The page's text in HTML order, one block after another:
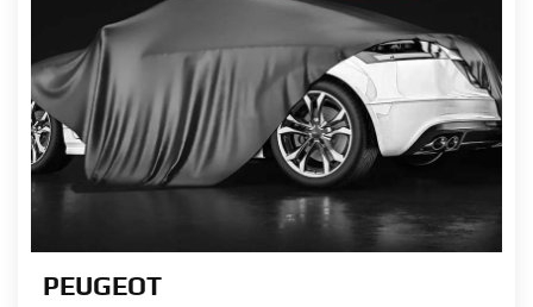
PEUGEOT